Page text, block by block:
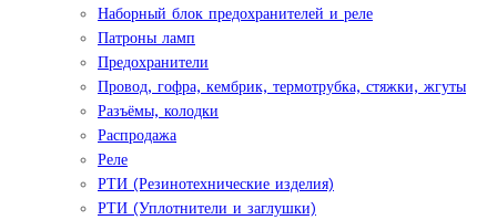
Наборный блок предохранителей и реле
Патроны ламп
Предохранители
Провод, гофра, кембрик, термотрубка, стяжки, жгуты
Разъёмы, колодки
Распродажа
Реле
РТИ (Резинотехнические изделия)
РТИ (Уплотнители и заглушки)